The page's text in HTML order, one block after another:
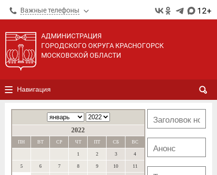
Важные телефоны 12+
АДМИНИСТРАЦИЯ
ГОРОДСКОГО ОКРУГА КРАСНОГОРСК
МОСКОВСКОЙ ОБЛАСТИ
Навигация
2022
ПН ВТ СР ЧТ ПТ СБ ВС
1 2 3 4
5 6 7 8 9 10 11